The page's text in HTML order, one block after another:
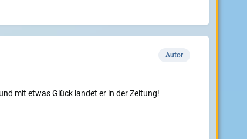
Autor
mit etwas Glück landet er in der Zeitung!